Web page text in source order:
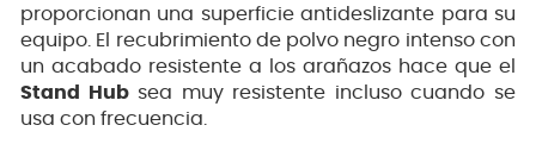
proporcionan una superficie antideslizante para su
equipo. El recubrimiento de polvo negro intenso con
un acabado resistente a los arañazos hace que el
Stand Hubsea muy resistente incluso cuando se
usa con frecuencia.